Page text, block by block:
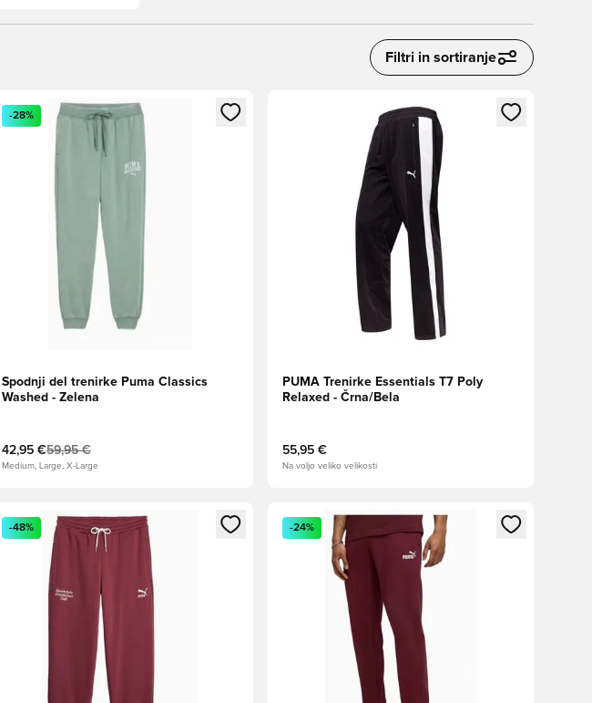
Filtri in sortiranje
Odpre Modal za prijavo ali vpis kot član
-28%
Spodnji del trenirke Puma Classics
Washed - Zelena
42,95 €59,95 €
Medium, Large, X-Large
Odpre Modal za prijavo ali vpis kot član
PUMA Trenirke Essentials T7 Poly
Relaxed - Črna/Bela
55,95 €
Na voljo veliko velikosti
Odpre Modal za prijavo ali vpis kot član
-48%
Odpre Modal za prijavo ali vpis kot član
-24%